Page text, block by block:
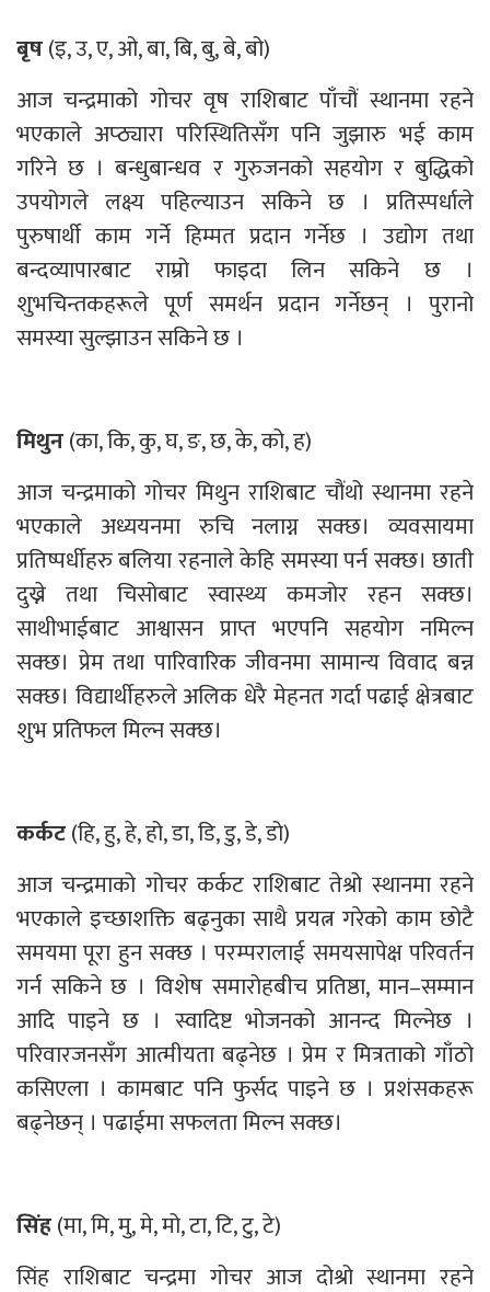
बृष(इ, उ, ए, ओ, बा, बि, बु, बे, बो)
आज चन्द्रमाको गोचर वृष राशिबाट पाँचौं स्थानमा रहने
भएकाले अप्ठ्यारा परिस्थितिसँग पनि जुझारु भई काम
गरिने छ । बन्धुबान्धव र गुरुजनको सहयोग र बुद्धिको
उपयोगले लक्ष्य पहिल्याउन सकिने छ । प्रतिस्पर्धाले
पुरुषार्थी काम गर्ने हिम्मत प्रदान गर्नेछ । उद्योग तथा
बन्दव्यापारबाट राम्रो फाइदा लिन सकिने छ ।
शुभचिन्तकहरूले पूर्ण समर्थन प्रदान गर्नेछन् । पुरानो
समस्या सुल्झाउन सकिने छ ।
मिथुन(का, कि, कु, घ, ङ, छ, के, को, ह)
आज चन्द्रमाको गोचर मिथुन राशिबाट चौंथो स्थानमा रहने
भएकाले अध्ययनमा रुचि नलाग्न सक्छ। व्यवसायमा
प्रतिष्पर्धीहरु बलिया रहनाले केहि समस्या पर्न सक्छ। छाती
दुख्ने तथा चिसोबाट स्वास्थ्य कमजोर रहन सक्छ।
साथीभाईबाट आश्वासन प्राप्त भएपनि सहयोग नमिल्न
सक्छ। प्रेम तथा पारिवारिक जीवनमा सामान्य विवाद बन्न
सक्छ। विद्यार्थीहरुले अलिक धेरै मेहनत गर्दा पढाई क्षेत्रबाट
शुभ प्रतिफल मिल्न सक्छ।
कर्कट(हि, हु, हे, हो, डा, डि, डु, डे, डो)
आज चन्द्रमाको गोचर कर्कट राशिबाट तेश्रो स्थानमा रहने
भएकाले इच्छाशक्ति बढ्नुका साथै प्रयत्न गरेको काम छोटै
समयमा पूरा हुन सक्छ । परम्परालाई समयसापेक्ष परिवर्तन
गर्न सकिने छ । विशेष समारोहबीच प्रतिष्ठा, मान–सम्मान
आदि पाइने छ । स्वादिष्ट भोजनको आनन्द मिल्नेछ ।
परिवारजनसँग आत्मीयता बढ्नेछ । प्रेम र मित्रताको गाँठो
कसिएला । कामबाट पनि फुर्सद पाइने छ । प्रशंसकहरू
बढ्नेछन् । पढाईमा सफलता मिल्न सक्छ।
सिंह(मा, मि, मु, मे, मो, टा, टि, टु, टे)
सिंह राशिबाट चन्द्रमा गोचर आज दोश्रो स्थानमा रहने